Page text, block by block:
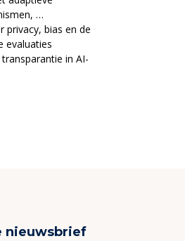
…
privacy, bias en de
evaluaties
in AI-
nieuwsbrief